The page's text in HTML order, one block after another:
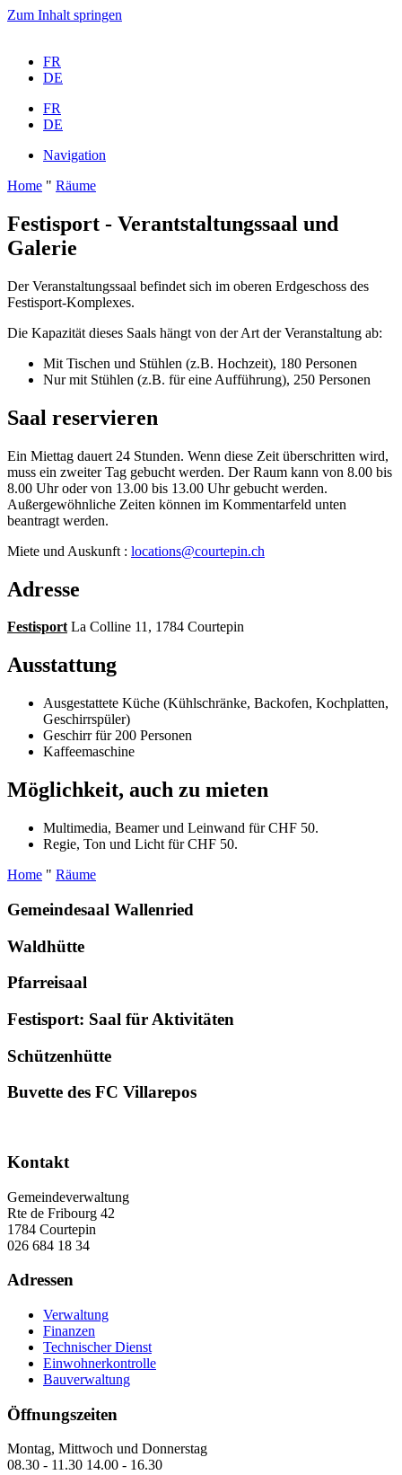
Zum Inhalt springen
FR
DE
FR
DE
Navigation
Home " Räume
Festisport - Verantstaltungssaal und
Galerie
Der Veranstaltungssaal befindet sich im oberen Erdgeschoss des
Festisport-Komplexes.
Die Kapazität dieses Saals hängt von der Art der Veranstaltung ab:
Mit Tischen und Stühlen (z.B. Hochzeit), 180 Personen
Nur mit Stühlen (z.B. für eine Aufführung), 250 Personen
Saal reservieren
Ein Miettag dauert 24 Stunden. Wenn diese Zeit überschritten wird,
muss ein zweiter Tag gebucht werden. Der Raum kann von 8.00 bis
8.00 Uhr oder von 13.00 bis 13.00 Uhr gebucht werden.
Außergewöhnliche Zeiten können im Kommentarfeld unten
beantragt werden.
Miete und Auskunft : locations@courtepin.ch
Adresse
Festisport La Colline 11, 1784 Courtepin
Ausstattung
Ausgestattete Küche (Kühlschränke, Backofen, Kochplatten,
Geschirrspüler)
Geschirr für 200 Personen
Kaffeemaschine
Möglichkeit, auch zu mieten
Multimedia, Beamer und Leinwand für CHF 50.
Regie, Ton und Licht für CHF 50.
Home " Räume
Gemeindesaal Wallenried
Waldhütte
Pfarreisaal
Festisport: Saal für Aktivitäten
Schützenhütte
Buvette des FC Villarepos
Kontakt
Gemeindeverwaltung
Rte de Fribourg 42
1784 Courtepin
026 684 18 34
Adressen
Verwaltung
Finanzen
Technischer Dienst
Einwohnerkontrolle
Bauverwaltung
Öffnungszeiten
Montag, Mittwoch und Donnerstag
08.30 - 11.30 14.00 - 16.30